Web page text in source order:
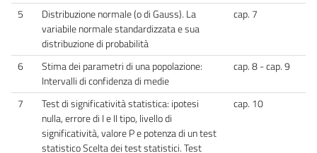
5
Distribuzione normale (o di Gauss). La
variabile normale standardizzata e sua
distribuzione di probabilità
cap. 7
6
Stima dei parametri di una popolazione:
Intervalli di confidenza di medie
cap. 8 - cap. 9
7
Test di significatività statistica: ipotesi
nulla, errore di I e II tipo, livello di
significatività, valore P e potenza di un test
statistico Scelta dei test statistici. Test
cap. 10